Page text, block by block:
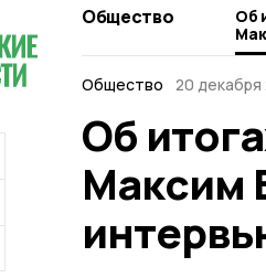
Общество
Об
Общество 20 декабря
Об
Максим